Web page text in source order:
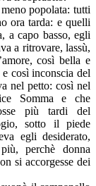
popolata: tutti
ora tarda: e quelli
a capo basso, egli
a ritrovare, lassù,
così bella e
così inconscia del
nel petto: così nel
Somma e che
più tardi del
sotto il piede
egli desiderato,
perchè donna
si accorgesse dei